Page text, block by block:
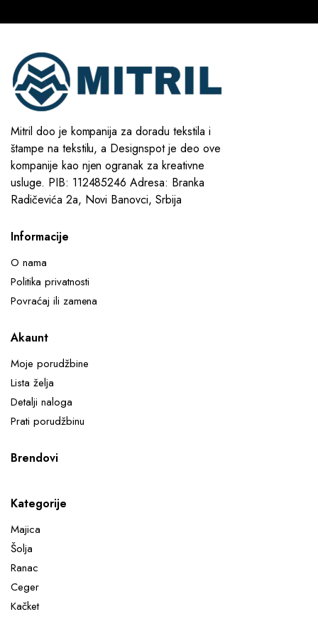
Mitril doo je kompanija za doradu tekstila i
štampe na tekstilu, a Designspot je deo ove
kompanije kao njen ogranak za kreativne
usluge. PIB: 112485246 Adresa: Branka
Radičevića 2a, Novi Banovci, Srbija
Informacije
O nama
Politika privatnosti
Povraćaj ili zamena
Akaunt
Moje porudžbine
Lista želja
Detalji naloga
Prati porudžbinu
Brendovi
Kategorije
Majica
Šolja
Ranac
Ceger
Kačket